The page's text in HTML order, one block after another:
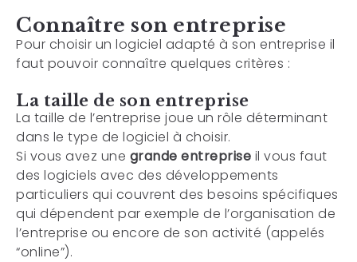
Connaître son entreprise
Pour choisir un logiciel adapté à son entreprise il
faut pouvoir connaître quelques critères :
La taille de son entreprise
La taille de l’entreprise joue un rôle déterminant
dans le type de logiciel à choisir.
Si vous avez une grande entreprise il vous faut
des logiciels avec des développements
particuliers qui couvrent des besoins spécifiques
qui dépendent par exemple de l’organisation de
l’entreprise ou encore de son activité (appelés
“online”).